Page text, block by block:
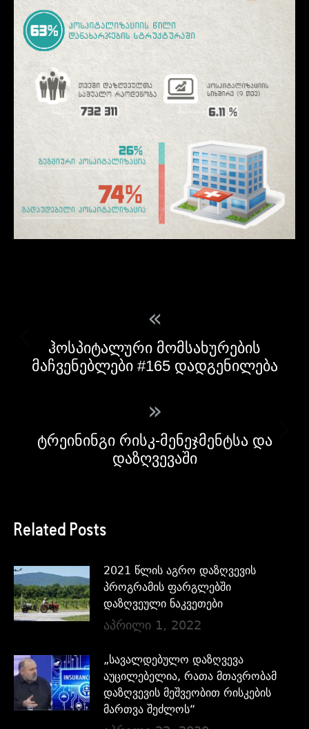
«
ჰოსპიტალური მომსახურების
მაჩვენებლები #165 დადგენილება
»
ტრეინინგი რისკ-მენეჯმენტსა და
დაზღვევაში
Related Posts
2021 წლის აგრო დაზღვევის
პროგრამის ფარგლებში
დაზღვეული ნაკვეთები
აპრილი 1, 2022
„სავალდებულო დაზღვევა
აუცილებელია, რათა მთავრობამ
დაზღვევის მეშვეობით რისკების
მართვა შეძლოს“